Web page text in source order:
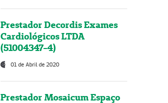
Prestador Decordis Exames
Cardiológicos LTDA
(51004347-4)
01 de Abril de 2020
Prestador Mosaicum Espaço